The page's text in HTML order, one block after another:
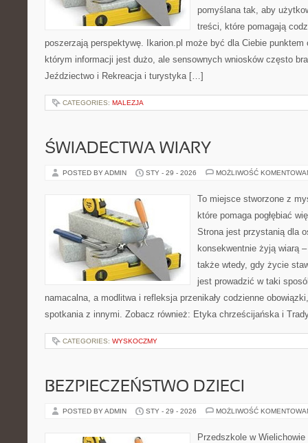
pomyślana tak, aby
treści, które pomagają
poszerzają perspektywę. Ikarion.pl może być dla Ciebie punktem
którym informacji jest dużo, ale sensownych wniosków często
Jeździectwo i Rekreacja i turystyka […]
CATEGORIES: MALEZJA
ŚWIADECTWA WIARY
POSTED BY ADMIN STY - 29 - 2026 MOŻLIWOŚĆ
To miejsce stworzone z
które pomaga pogłębiać
Strona jest przystanią dla
konsekwentnie żyją wiarą
także wtedy, gdy życie
jest prowadzić w taki
namacalna, a modlitwa i refleksja przenikały codzienne
spotkania z innymi. Zobacz również: Etyka chrześcijańska i
CATEGORIES: WYSKOCZMY
BEZPIECZEŃSTWO DZIECI
POSTED BY ADMIN STY - 29 - 2026 MOŻLIWOŚĆ
Przedszkole w